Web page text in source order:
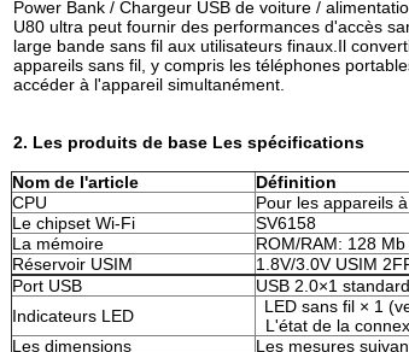
Power Bank / Chargeur USB de voiture /
U80 ultra peut fournir des performances d'accès
large bande sans fil aux utilisateurs finaux.Il
appareils sans fil, y compris les téléphones
accéder à l'appareil simultanément.
2. Les produits de base Les spécifications
Nom de l'article
Définition
CPU
Pour les appareils
Le chipset Wi-Fi
SV6158
La mémoire
ROM/RAM: 128
Réservoir USIM
1.8V/3.0V USIM
Port USB
USB 2.0×1
Indicateurs LED
LED sans fil × 1
L'état de la
Les dimensions
Les mesures